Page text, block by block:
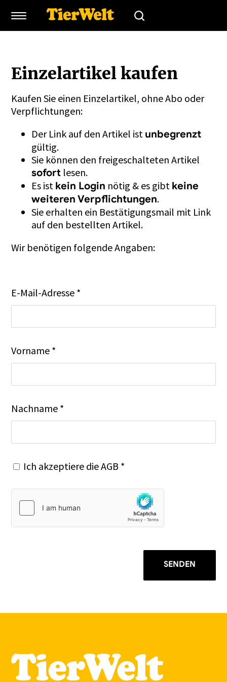
Einzelartikel kaufen
Kaufen Sie einen Einzelartikel, ohne Abo oder
Verpflichtungen:
Der Link auf den Artikel ist unbegrenzt
gültig.
Sie können den freigeschalteten Artikel
sofort lesen.
Es ist kein Login nötig & es gibt keine
weiteren Verpflichtungen.
Sie erhalten ein Bestätigungsmail mit Link
auf den bestellten Artikel.
Wir benötigen folgende Angaben:
E-Mail-Adresse *
Vorname *
Nachname *
Ich akzeptiere dieAGB *
SENDEN